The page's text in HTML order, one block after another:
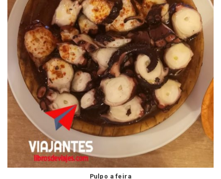
Pulpo a feira